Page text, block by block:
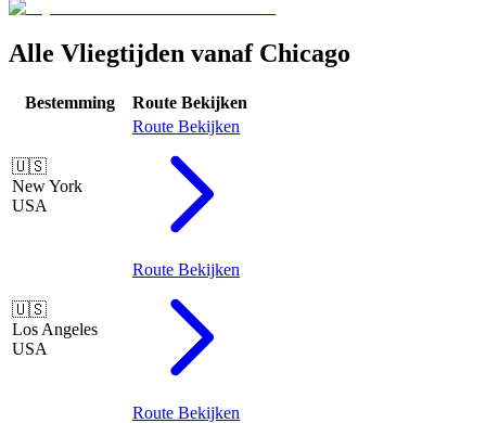
Alle Vliegtijden vanaf Chicago
Bestemming Route Bekijken
🇺🇸
New York
USA
Route Bekijken
🇺🇸
Los Angeles
USA
Route Bekijken
Route Bekijken